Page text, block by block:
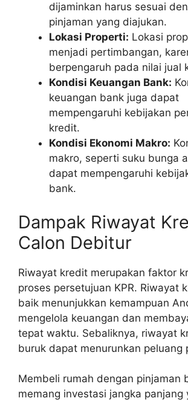
dijaminkan harus sesuai
pinjaman yang diajukan.
Lokasi Properti: Lokasi
menjadi pertimbangan,
berpengaruh pada nilai jual
Kondisi Keuangan Bank:
keuangan bank juga dapat
mempengaruhi kebijakan
kredit.
Kondisi Ekonomi Makro:
makro, seperti suku bunga
dapat mempengaruhi
bank.
Dampak Riwayat
Calon Debitur
Riwayat kredit merupakan faktor
proses persetujuan KPR. Riwayat
baik menunjukkan kemampuan
mengelola keuangan dan
tepat waktu. Sebaliknya, riwayat
buruk dapat menurunkan peluang
Membeli rumah dengan pinjaman
memang investasi jangka panjang